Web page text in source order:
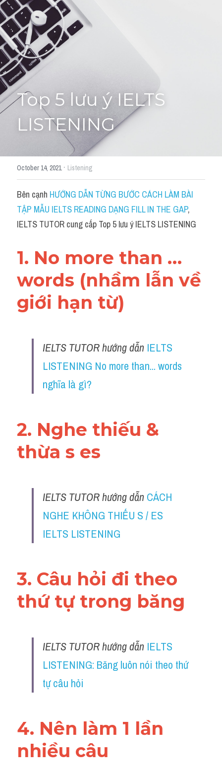
Tourism and Travelling
Pronunciation
Section 3
Section 1
Social issues
Section 2
Map
Transcript
Cam
Series luyện nghe Tiếng Anh cùng IELTS T
Health and Medicine
Environment
IELTS Advice
Listening
Writing
Reading
Vocabulary
Education
HỌC THỬ
Top 5 lưu ý IELTS
LISTENING
October 14, 2021· Listening
Bên cạnh HƯỚNG DẪN TỪNG BƯỚC CÁCH LÀM BÀI
TẬP MẪU IELTS READING DẠNG FILL IN THE GAP,
IELTS TUTOR cung cấp Top 5 lưu ý IELTS LISTENING
1. No more than …
words (nhầm lẫn về
giới hạn từ)
IELTS TUTOR hướng dẫn IELTS
LISTENING No more than... words
nghĩa là gì?
2. Nghe thiếu &
thừa s es
IELTS TUTOR hướng dẫn CÁCH
NGHE KHÔNG THIẾU S / ES
IELTS LISTENING
3. Câu hỏi đi theo
thứ tự trong băng
IELTS TUTOR hướng dẫn IELTS
LISTENING: Băng luôn nói theo thứ
tự câu hỏi
4. Nên làm 1 lần
nhiều câu